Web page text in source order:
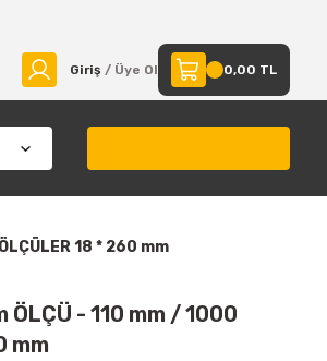
Giriş / Üye Ol 0,00 TL
18 * 260 mm
ÖLÇÜ - 110 mm / 1000
mm